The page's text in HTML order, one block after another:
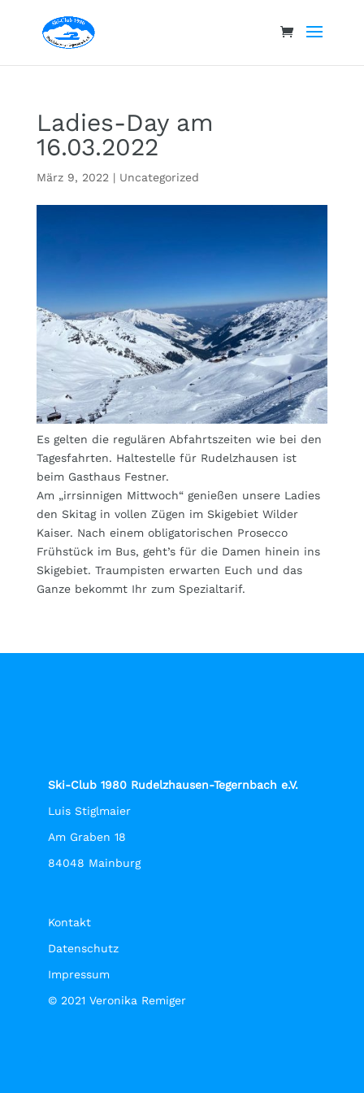
Ladies-Day am
16.03.2022
März 9, 2022 | Uncategorized
Es gelten die regulären Abfahrtszeiten wie bei den
Tagesfahrten. Haltestelle für Rudelzhausen ist
beim Gasthaus Festner.
Am „irrsinnigen Mittwoch“ genießen unsere Ladies
den Skitag in vollen Zügen im Skigebiet Wilder
Kaiser. Nach einem obligatorischen Prosecco
Frühstück im Bus, geht’s für die Damen hinein ins
Skigebiet. Traumpisten erwarten Euch und das
Ganze bekommt Ihr zum Spezialtarif.
Ski-Club 1980 Rudelzhausen-Tegernbach e.V.
Luis Stiglmaier
Am Graben 18
84048 Mainburg
Kontakt
Datenschutz
Impressum
© 2021 Veronika Remiger